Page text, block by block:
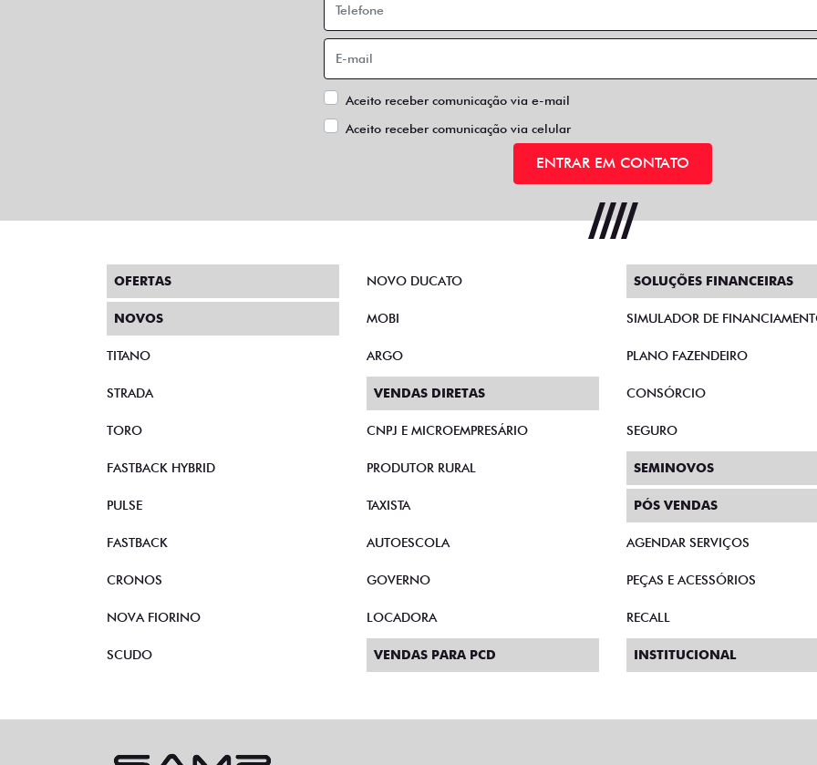
Aceito receber comunicação via e-mail
Aceito receber comunicação via celular
ENTRAR EM CONTATO
OFERTAS
NOVOS
TITANO
STRADA
TORO
FASTBACK HYBRID
PULSE
FASTBACK
CRONOS
NOVA FIORINO
SCUDO
NOVO DUCATO
MOBI
ARGO
VENDAS DIRETAS
CNPJ E MICROEMPRESÁRIO
PRODUTOR RURAL
TAXISTA
AUTOESCOLA
GOVERNO
LOCADORA
VENDAS PARA PCD
SOLUÇÕES FINANCEIRAS
SIMULADOR DE
PLANO FAZENDEIRO
CONSÓRCIO
SEGURO
SEMINOVOS
PÓS VENDAS
AGENDAR SERVIÇOS
PEÇAS E ACESSÓRIOS
RECALL
INSTITUCIONAL